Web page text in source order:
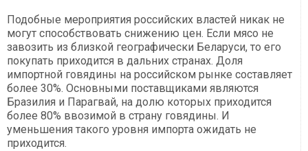
Подобные мероприятия российских властей никак не
могут способствовать снижению цен. Если мясо не
завозить из близкой географически Беларуси, то его
покупать приходится в дальних странах. Доля
импортной говядины на российском рынке составляет
более 30%. Основными поставщиками являются
Бразилия и Парагвай, на долю которых приходится
более 80% ввозимой в страну говядины. И
уменьшения такого уровня импорта ожидать не
приходится.